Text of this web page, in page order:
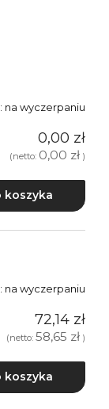
na wyczerpaniu
0,00 zł
(netto: 0,00 zł )
koszyka
na wyczerpaniu
72,14 zł
(netto: 58,65 zł )
koszyka